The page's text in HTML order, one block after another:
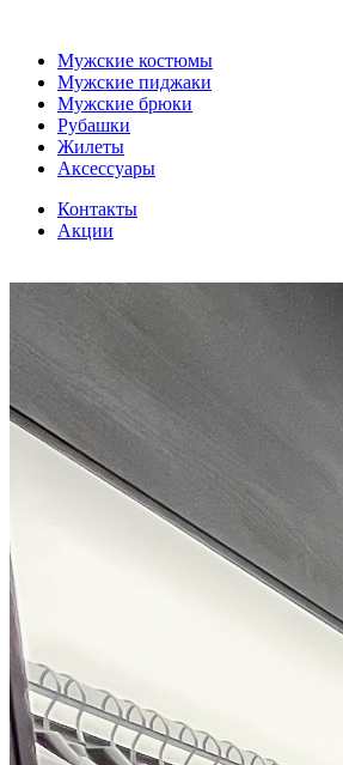
Мужские костюмы
Мужские пиджаки
Мужские брюки
Рубашки
Жилеты
Аксессуары
Контакты
Акции